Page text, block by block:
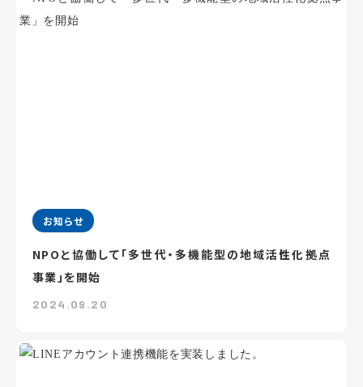
お知らせ
NPOと協働して「多世代・多機能型の地域活性化拠点
事業」を開始
2024.09.20